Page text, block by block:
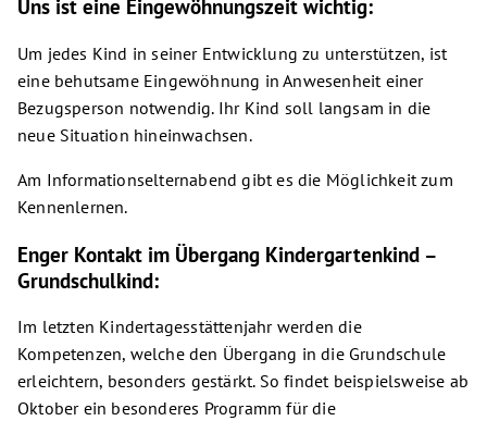
Uns ist eine Eingewöhnungszeit wichtig:
Um jedes Kind in seiner Entwicklung zu unterstützen, ist
eine behutsame Eingewöhnung in Anwesenheit einer
Bezugsperson notwendig. Ihr Kind soll langsam in die
neue Situation hineinwachsen.
Am Informationselternabend gibt es die Möglichkeit zum
Kennenlernen.
Enger Kontakt im Übergang Kindergartenkind –
Grundschulkind:
Im letzten Kindertagesstättenjahr werden die
Kompetenzen, welche den Übergang in die Grundschule
erleichtern, besonders gestärkt. So findet beispielsweise ab
Oktober ein besonderes Programm für die